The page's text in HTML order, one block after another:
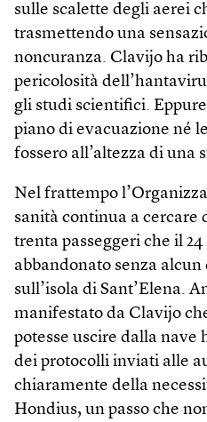
sulle scalette degli aerei
trasmettendo una
noncuranza. Clavijo ha
pericolosità
gli studi scientifici.
piano di evacuazione né
fossero all’altezza di una
Nel frattempo
sanità continua a cercare
trenta passeggeri che il
abbandonato senza
sull’isola di Sant’Elena.
manifestato da Clavijo
potesse uscire dalla nave
dei protocolli inviati alle
chiaramente della
Hondius, un passo che